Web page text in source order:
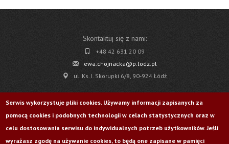
Skontaktuj się z nami:
+48 42 631 20 09
ewa.chojnacka@p.lodz.pl
ul. Ks. I. Skorupki 6/8, 90-924 Łódź
Pobierz
Życie Uczelni nr 176
Serwis wykorzystuje pliki cookies. Używamy informacji zapisanych za
pomocą cookies i podobnych technologii w celach statystycznych oraz w
celu dostosowania serwisu do indywidualnych potrzeb użytkowników. Jeśli
wyrażasz zgodę na używanie cookies, to będą one zapisane w pamięci